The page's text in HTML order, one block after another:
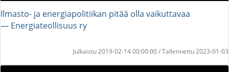
Ilmasto- ja energiapolitiikan pitää olla vaikuttavaa
― Energiateollisuus ry
Julkaistu 2019-02-14 00:00:00 / Tallennettu 2023-01-03